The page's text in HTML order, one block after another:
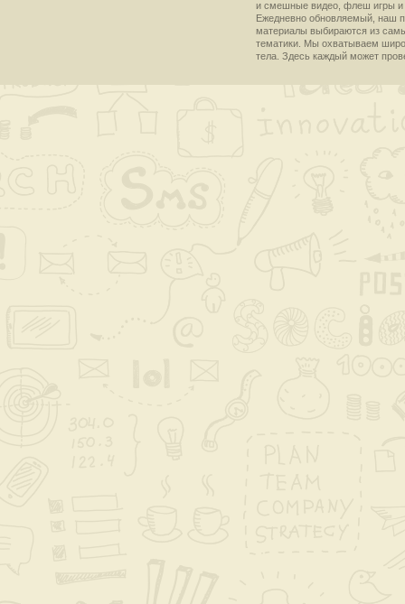
и смешные видео, флеш игры и
Ежедневно обновляемый, наш
материалы выбираются из
тематики. Мы охватываем
тела. Здесь каждый может